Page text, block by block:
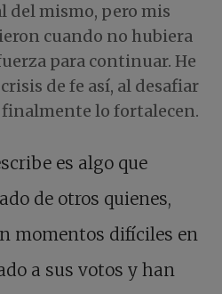
del mismo, pero mis
cuando no hubiera
para continuar. He
de fe así, al desafiar
lo fortalecen.
es algo que
de otros quienes,
momentos difíciles en
a sus votos y han